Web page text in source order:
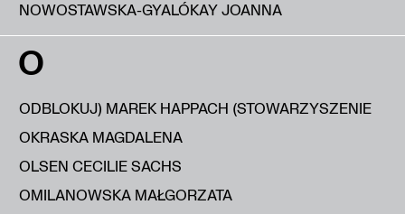
NOWOSTAWSKA-GYALÓKAY JOANNA
O
ODBLOKUJ) MAREK HAPPACH (STOWARZYSZENIE
OKRASKA MAGDALENA
OLSEN CECILIE SACHS
OMILANOWSKA MAŁGORZATA